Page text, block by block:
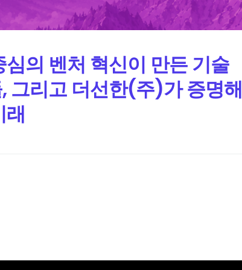
심의 벤처 혁신이 만든 기술
그리고 더선한(주)가 증명해
래